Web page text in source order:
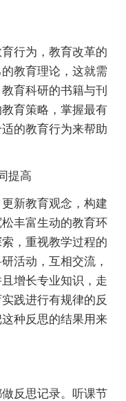
行为，教育改革的
教育理论，这就需
育科研的书籍与刊
育策略，掌握最有
的教育行为来帮助
提高
新教育观念，构建
丰富生动的教育环
，重视教学过程的
活动，互相交流，
增长专业知识，走
践进行有规律的反
种反思的结果用来
反思记录。听课节